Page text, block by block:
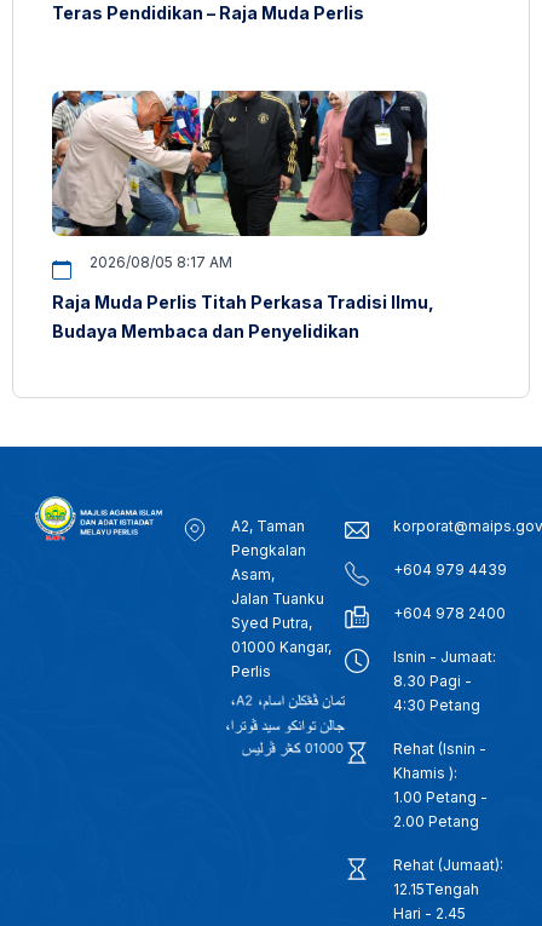
Teras Pendidikan – Raja Muda Perlis
2026/08/05 8:17 AM
Raja Muda Perlis Titah Perkasa Tradisi Ilmu,
Budaya Membaca dan Penyelidikan
A2, Taman
Pengkalan
Asam,
Jalan Tuanku
Syed Putra,
01000 Kangar,
Perlis
+604 979 4439
+604 978 2400
Isnin - Jumaat:
8.30 Pagi -
4:30 Petang
Rehat (Isnin -
Khamis ):
1.00 Petang -
2.00 Petang
Rehat (Jumaat):
12.15Tengah
Hari - 2.45